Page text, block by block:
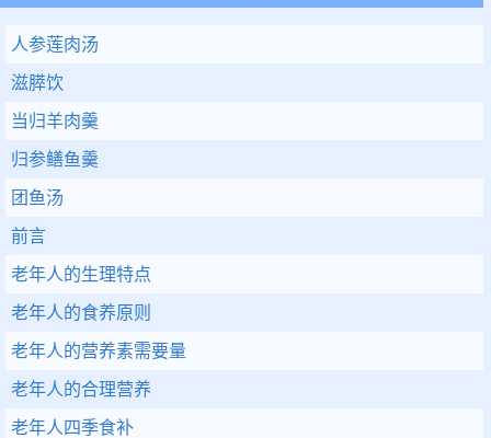
人参莲肉汤
滋膵饮
当归羊肉羹
归参鳝鱼羹
团鱼汤
前言
老年人的生理特点
老年人的食养原则
老年人的营养素需要量
老年人的合理营养
老年人四季食补